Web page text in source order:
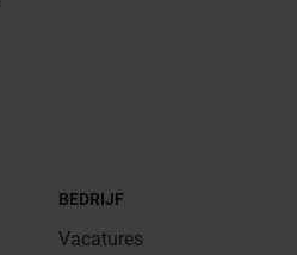
BEDRIJF
Vacatures